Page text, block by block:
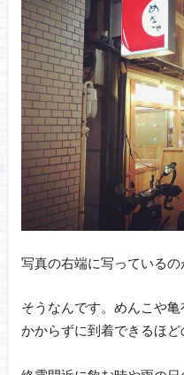
写真の右端に写っているの
そうなんです。めんこや
かからずに到着できるほど